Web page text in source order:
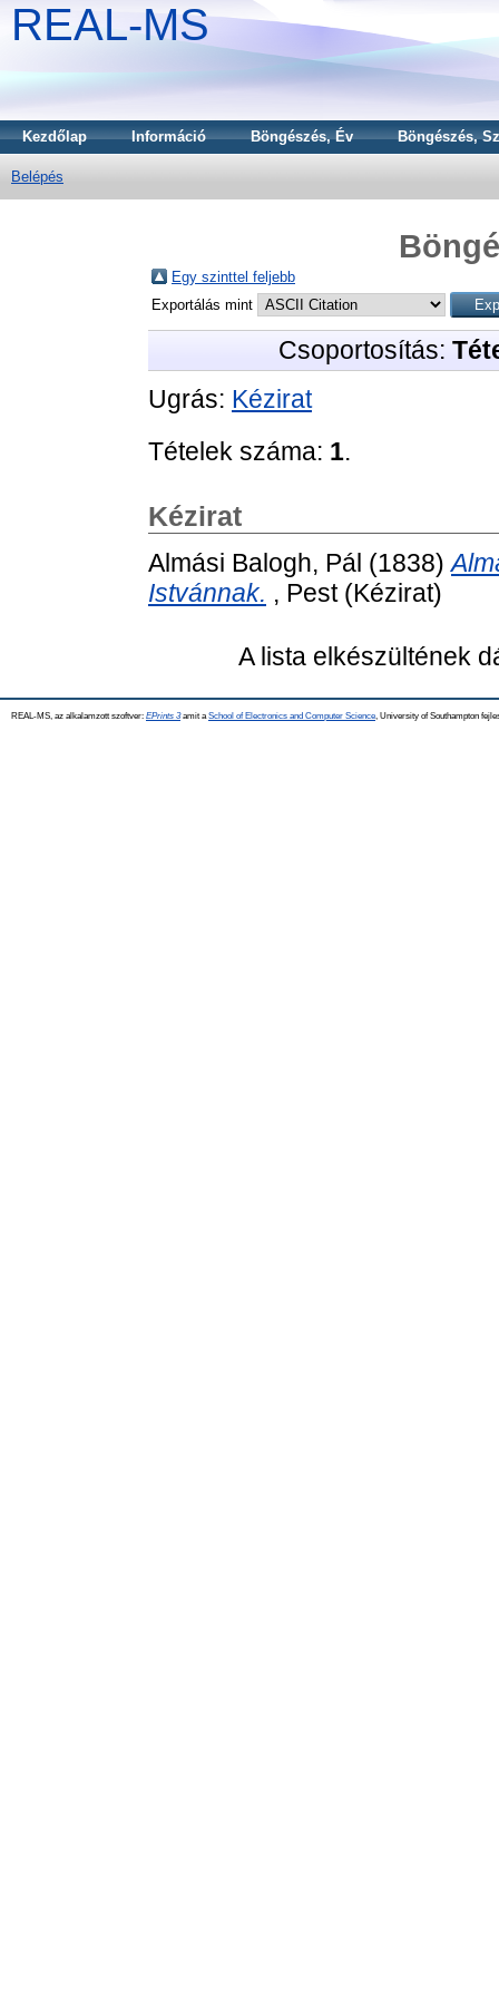
REAL-MS
Kezdőlap Információ Böngészés, Év Böngészés,
Belépés
Egy szinttel feljebb
Exportálás mint
Csoportosítás:
Ugrás: Kézirat
Tételek száma: 1.
Kézirat
Almási Balogh, Pál (1838)
Istvánnak. , Pest (Kézirat)
A lista elkészültének
REAL-MS, az alkalamzott szoftver: EPrints 3amit a School of Electronics and Computer Science , University of Southampton